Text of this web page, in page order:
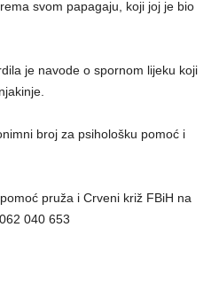
svom papagaju, koji joj je bio
je navode o spornom lijeku koji
broj za psihološku pomoć i
pruža i Crveni križ FBiH na
040 653